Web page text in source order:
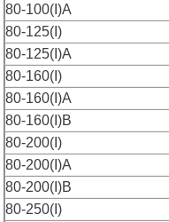
80-100(I)A
80-125(I)
80-125(I)A
80-160(I)
80-160(I)A
80-160(I)B
80-200(I)
80-200(I)A
80-200(I)B
80-250(I)